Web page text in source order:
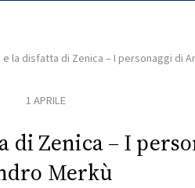
la disfatta di Zenica – I personaggi di
1 APRILE
di Zenica – I
Merkù